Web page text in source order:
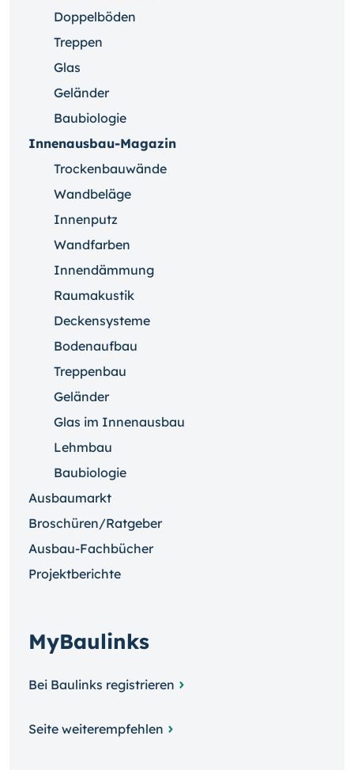
Doppelböden
Treppen
Glas
Geländer
Baubiologie
Innenausbau-Magazin
Trockenbauwände
Wandbeläge
Innenputz
Wandfarben
Innendämmung
Raumakustik
Deckensysteme
Bodenaufbau
Treppenbau
Geländer
Glas im Innenausbau
Lehmbau
Baubiologie
Ausbaumarkt
Broschüren/Ratgeber
Ausbau-Fachbücher
Projektberichte
MyBaulinks
Bei Baulinks registrieren
Seite weiterempfehlen